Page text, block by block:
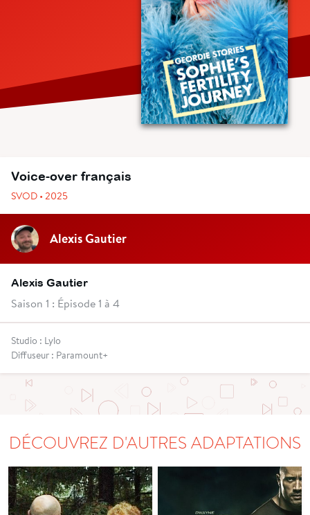
Voice-over français
SVOD • 2025
Alexis Gautier
Alexis Gautier
Saison 1 : Épisode 1 à 4
Studio : Lylo
Diffuseur : Paramount+
DÉCOUVREZ D'AUTRES ADAPTATIONS